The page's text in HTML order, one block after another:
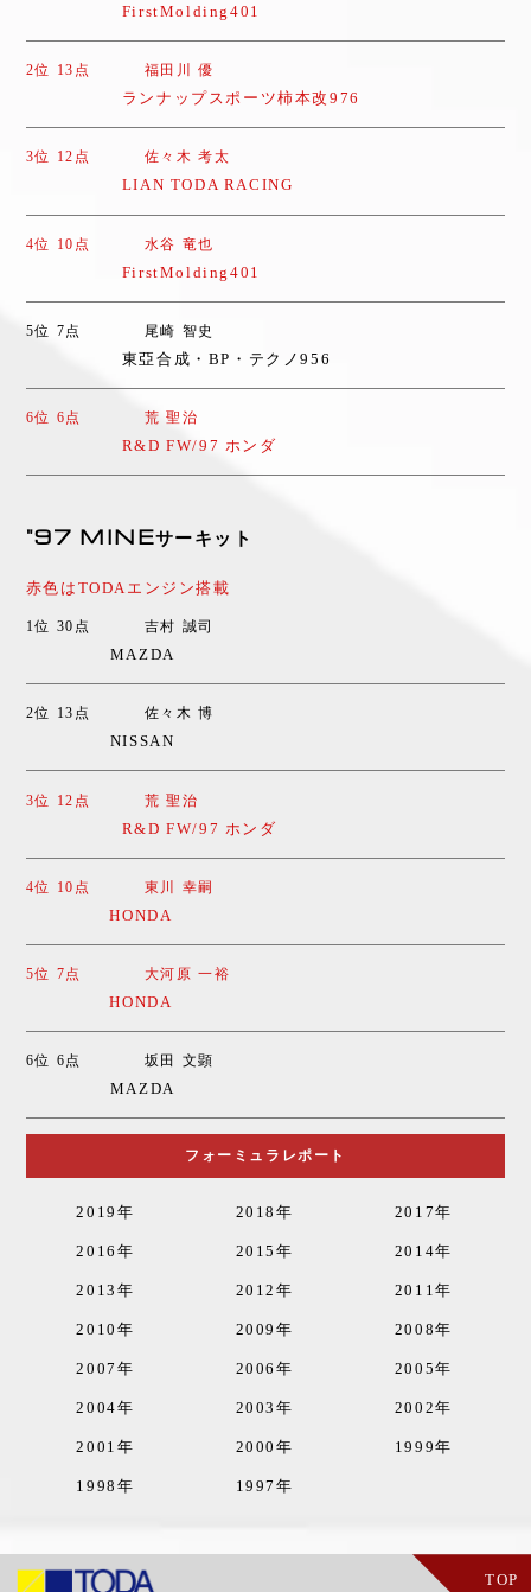
FirstMolding401
2位 13点 福田川 優
ランナップスポーツ柿本改976
3位 12点 佐々木 考太
LIAN TODA RACING
4位 10点 水谷 竜也
FirstMolding401
5位 7点 尾崎 智史
東亞合成・BP・テクノ956
6位 6点 荒 聖治
R&D FW/97 ホンダ
"97 MINEサーキット
赤色はTODAエンジン搭載
1位 30点 吉村 誠司
MAZDA
2位 13点 佐々木 博
NISSAN
3位 12点 荒 聖治
R&D FW/97 ホンダ
4位 10点 東川 幸嗣
HONDA
5位 7点 大河原 一裕
HONDA
6位 6点 坂田 文顕
MAZDA
フォーミュラレポート
2019年 2018年 2017年
2016年 2015年 2014年
2013年 2012年 2011年
2010年 2009年 2008年
2007年 2006年 2005年
2004年 2003年 2002年
2001年 2000年 1999年
1998年 1997年
TOP